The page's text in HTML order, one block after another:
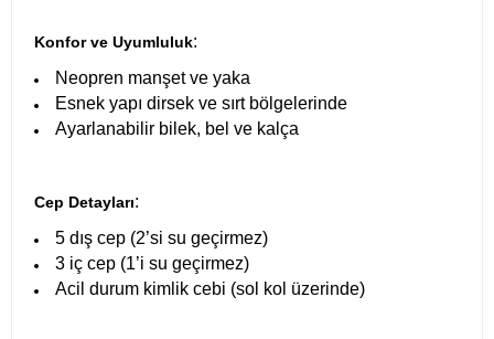
Konfor ve Uyumluluk:
Neopren manşet ve yaka
Esnek yapı dirsek ve sırt bölgelerinde
Ayarlanabilir bilek, bel ve kalça
Cep Detayları:
5 dış cep (2’si su geçirmez)
3 iç cep (1’i su geçirmez)
Acil durum kimlik cebi (sol kol üzerinde)